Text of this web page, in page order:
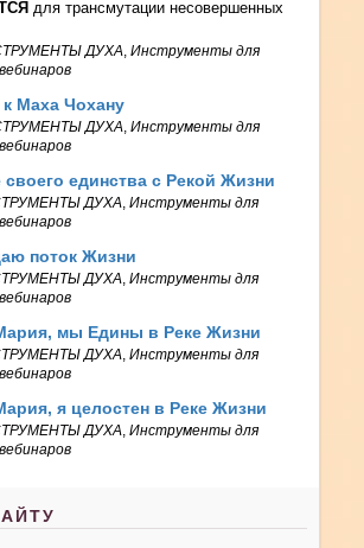
для трансмутации несовершенных
ДУХА ,Инструменты для
Маха Чохану
ДУХА ,Инструменты для
единства с Рекой Жизни
ДУХА ,Инструменты для
поток Жизни
ДУХА ,Инструменты для
мы Едины в Реке Жизни
ДУХА ,Инструменты для
я целостен в Реке Жизни
ДУХА ,Инструменты для